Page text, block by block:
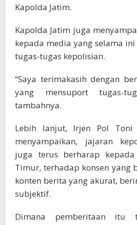
Kapolda Jatim.
Kapolda Jatim juga
kepada media yang selama
tugas-tugas kepolisian.
“Saya terimakasih dengan
yang mensuport tugas-
tambahnya.
Lebih lanjut, Irjen Pol Toni
menyampaikan, jajaran
juga terus berharap
Timur, terhadap konsen yang
konten berita yang akurat,
subjektif.
Dimana pemberitaan itu